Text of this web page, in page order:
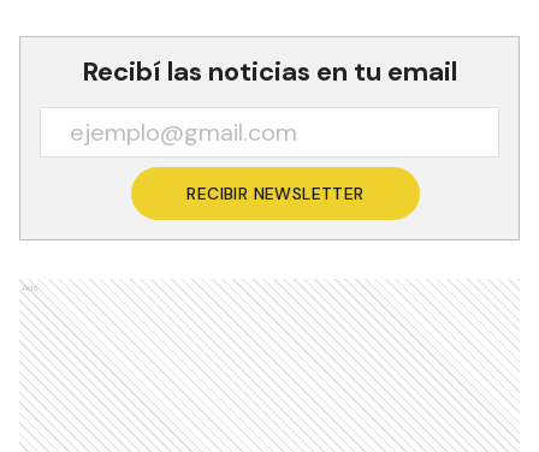
Recibí las noticias en tu email
RECIBIR NEWSLETTER
Ads